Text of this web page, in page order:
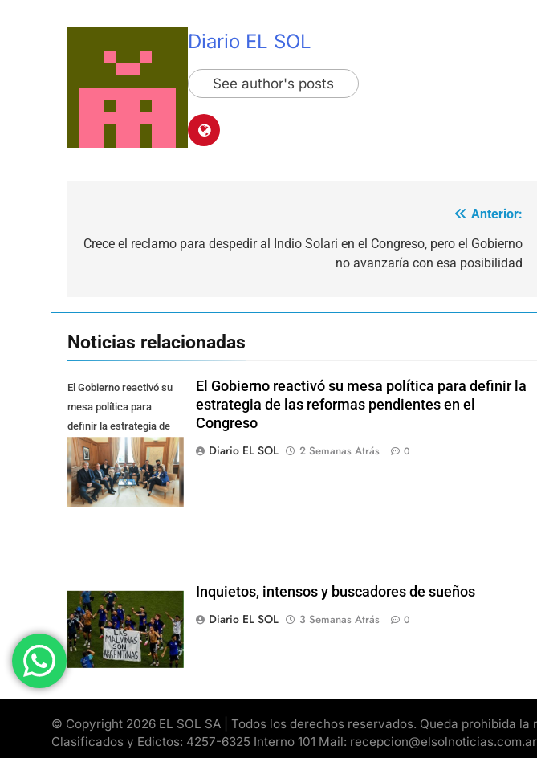
Diario EL SOL
See author's posts
de
Anterior:
Crece el reclamo para despedir al Indio Solari en el Congreso, pero el Gobierno
no avanzaría con esa posibilidad
Noticias relacionadas
El Gobierno reactivó su
mesa política para
definir la estrategia de
las reformas pendientes
en el Congreso
El Gobierno reactivó su mesa política para definir la
estrategia de las reformas pendientes en el
Congreso
Diario EL SOL
2 Semanas Atrás 0
Inquietos, intensos y buscadores de sueños
Diario EL SOL
3 Semanas Atrás 0
© Copyright 2026 EL SOL SA | Todos los derechos reservados. Queda prohibida
Clasificados y Edictos: 4257-6325 Interno 101 Mail: